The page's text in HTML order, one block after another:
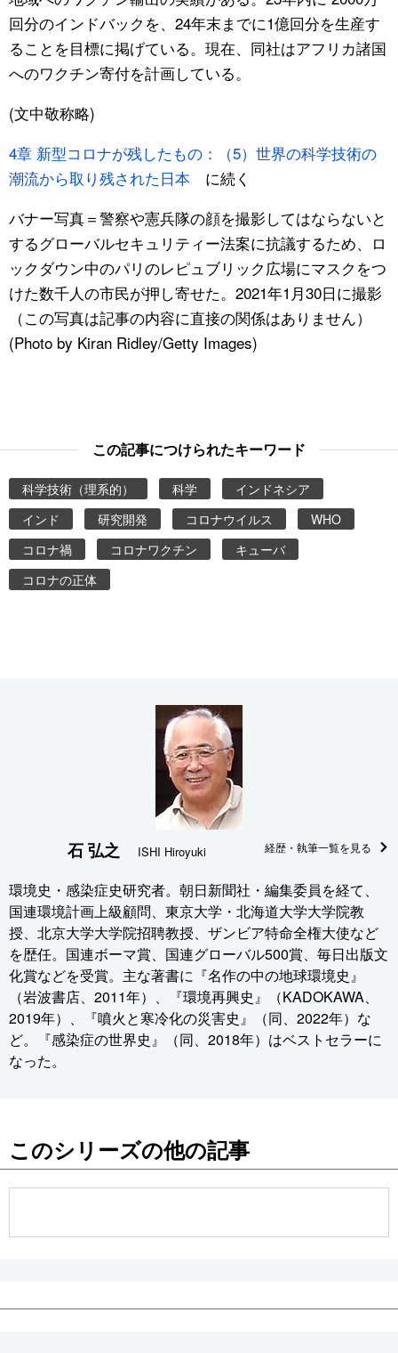
回分のインドバックを、24年末までに1億回分を生産す
ることを目標に掲げている。現在、同社はアフリカ諸国
へのワクチン寄付を計画している。
(文中敬称略)
4章 新型コロナが残したもの：（5）世界の科学技術の
潮流から取り残された日本 に続く
バナー写真＝警察や憲兵隊の顔を撮影してはならないと
するグローバルセキュリティー法案に抗議するため、ロ
ックダウン中のパリのレピュブリック広場にマスクをつ
けた数千人の市民が押し寄せた。2021年1月30日に撮影
（この写真は記事の内容に直接の関係はありません）
(Photo by Kiran Ridley/Getty Images)
この記事につけられたキーワード
科学技術（理系的） 科学
インドネシア
インド
研究開発 コロナウイルス
WHO
コロナ禍
コロナワクチン
キューバ
コロナの正体
石 弘之 ISHI Hiroyuki 経歴・執筆一覧を見る
環境史・感染症史研究者。朝日新聞社・編集委員を経て、
国連環境計画上級顧問、東京大学・北海道大学大学院教
授、北京大学大学院招聘教授、ザンビア特命全権大使など
を歴任。国連ボーマ賞、国連グローバル500賞、毎日出版文
化賞などを受賞。主な著書に『名作の中の地球環境史』
（岩波書店、2011年）、『環境再興史』（KADOKAWA、
2019年）、『噴火と寒冷化の災害史』（同、2022年）な
ど。『感染症の世界史』（同、2018年）はベストセラーに
なった。
このシリーズの他の記事